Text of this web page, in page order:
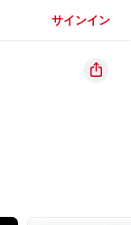
サインイン